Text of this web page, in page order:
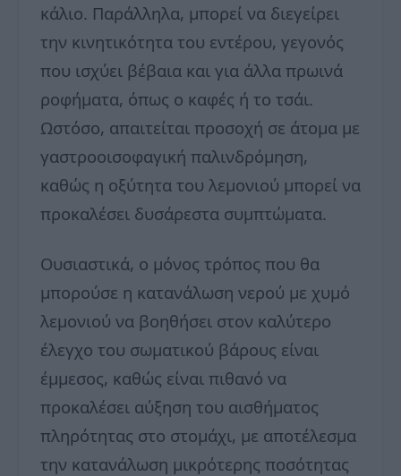
κάλιο. Παράλληλα, μπορεί να διεγείρει
την κινητικότητα του εντέρου, γεγονός
που ισχύει βέβαια και για άλλα πρωινά
ροφήματα, όπως ο καφές ή το τσάι.
Ωστόσο, απαιτείται προσοχή σε άτομα με
γαστροοισοφαγική παλινδρόμηση,
καθώς η οξύτητα του λεμονιού μπορεί να
προκαλέσει δυσάρεστα συμπτώματα.
Ουσιαστικά, ο μόνος τρόπος που θα
μπορούσε η κατανάλωση νερού με χυμό
λεμονιού να βοηθήσει στον καλύτερο
έλεγχο του σωματικού βάρους είναι
έμμεσος, καθώς είναι πιθανό να
προκαλέσει αύξηση του αισθήματος
πληρότητας στο στομάχι, με αποτέλεσμα
την κατανάλωση μικρότερης ποσότητας